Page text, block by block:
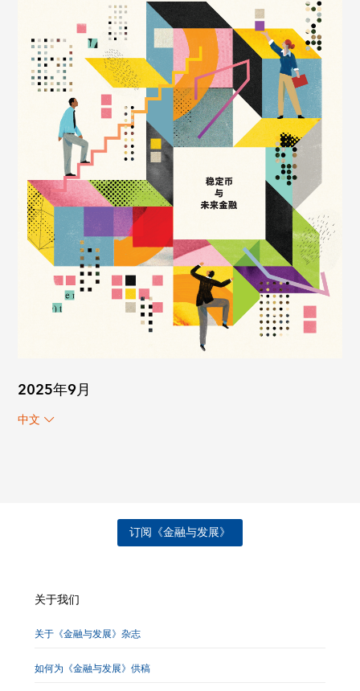
2025年9月
中文
订阅《金融与发展》
关于我们
关于《金融与发展》杂志
如何为《金融与发展》供稿